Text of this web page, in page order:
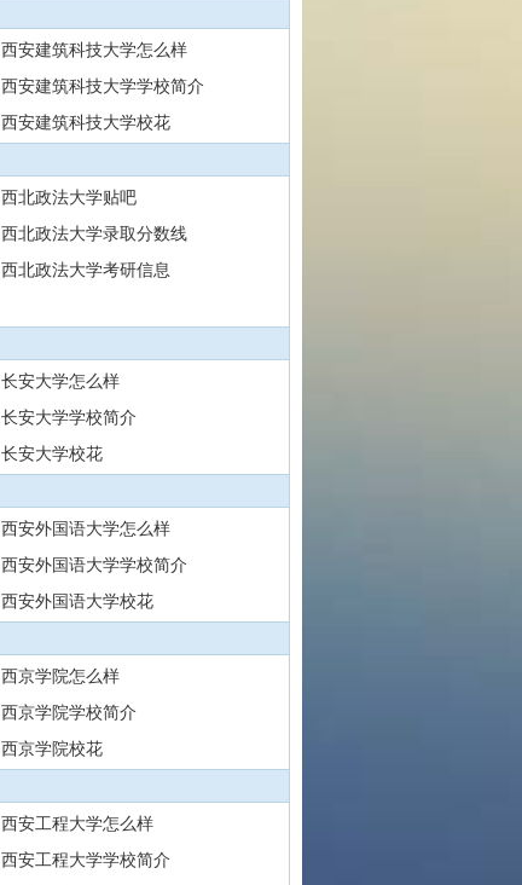
西安建筑科技大学怎么样
西安建筑科技大学学校简介
西安建筑科技大学校花
西北政法大学贴吧
西北政法大学录取分数线
西北政法大学考研信息
长安大学怎么样
长安大学学校简介
长安大学校花
西安外国语大学怎么样
西安外国语大学学校简介
西安外国语大学校花
西京学院怎么样
西京学院学校简介
西京学院校花
西安工程大学怎么样
西安工程大学学校简介